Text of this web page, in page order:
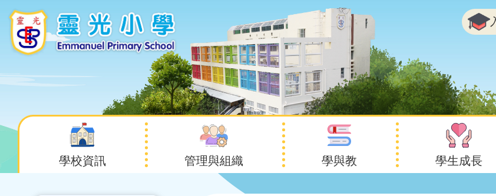
移至主內容
Main
navigation
學校資訊 管理與組織 學與教 學生成長